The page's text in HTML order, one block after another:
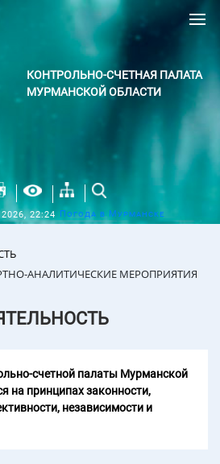
КОНТРОЛЬНО-СЧЕТНАЯ ПАЛАТА
МУРМАНСКОЙ ОБЛАСТИ
22:24 Погода в Мурманске
АНАЛИТИЧЕСКИЕ МЕРОПРИЯТИЯ
счетной палаты Мурманской
на принципах законности,
независимости и